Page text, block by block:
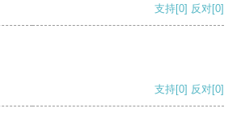
支持[0] 反对[0]
支持[0] 反对[0]